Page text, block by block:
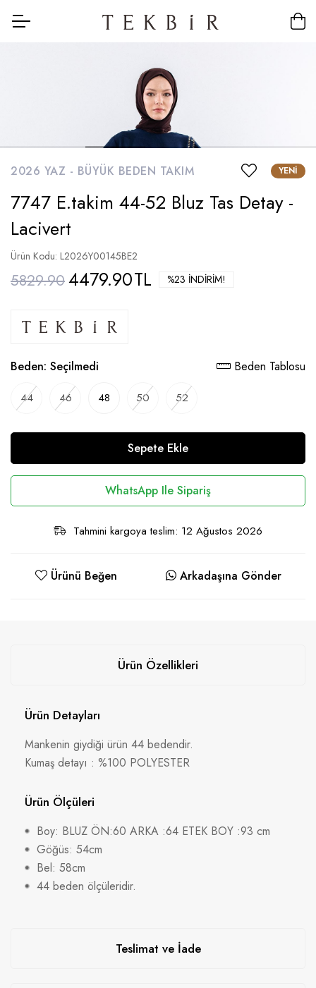
2026 YAZ - BÜYÜK BEDEN TAKIM YENI
7747 E.takim 44-52 Bluz Tas Detay -
Lacivert
Ürün Kodu: L2026Y00145BE2
5829.904479.90TL %23 İNDIRIM!
Beden: Seçilmedi Beden Tablosu
44 46 48 50 52
Sepete Ekle
WhatsApp Ile Sipariş
Tahmini kargoya teslim: 12 Ağustos 2026
Ürünü Beğen Arkadaşına Gönder
Ürün Özellikleri
Ürün Detayları
Mankenin giydiği ürün 44 bedendir.
Kumaş detayı : %100 POLYESTER
Ürün Ölçüleri
Boy: BLUZ ÖN:60 ARKA :64 ETEK BOY :93 cm
Göğüs: 54cm
Bel: 58cm
44 beden ölçüleridir.
Teslimat ve İade